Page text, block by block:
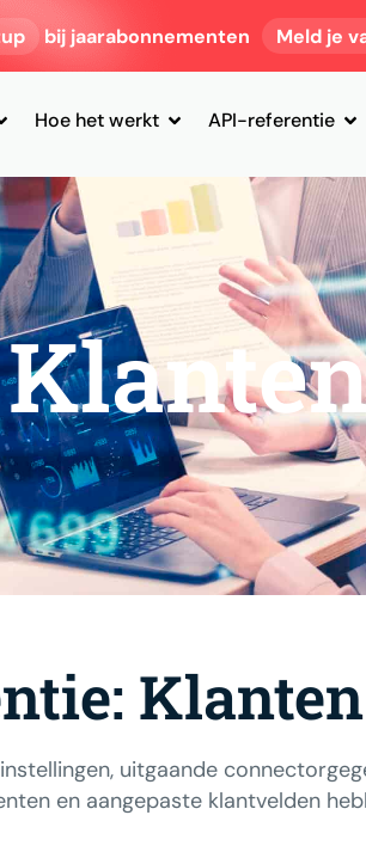
bij jaarabonnementen Meld je
Hoe het werkt API-referentie
uitgaande
en aangepaste klantvelden